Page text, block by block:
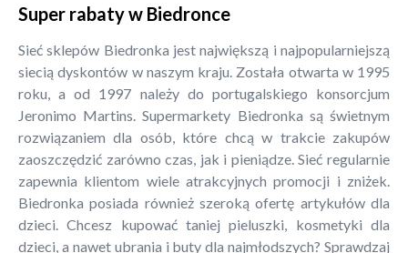
Super rabaty w Biedronce
Sieć sklepów Biedronka jest największą i najpopularniejszą
siecią dyskontów w naszym kraju. Została otwarta w 1995
roku, a od 1997 należy do portugalskiego konsorcjum
Jeronimo Martins. Supermarkety Biedronka są świetnym
rozwiązaniem dla osób, które chcą w trakcie zakupów
zaoszczędzić zarówno czas, jak i pieniądze. Sieć regularnie
zapewnia klientom wiele atrakcyjnych promocji i zniżek.
Biedronka posiada również szeroką ofertę artykułów dla
dzieci. Chcesz kupować taniej pieluszki, kosmetyki dla
dzieci, a nawet ubrania i buty dla najmłodszych? Sprawdzaj